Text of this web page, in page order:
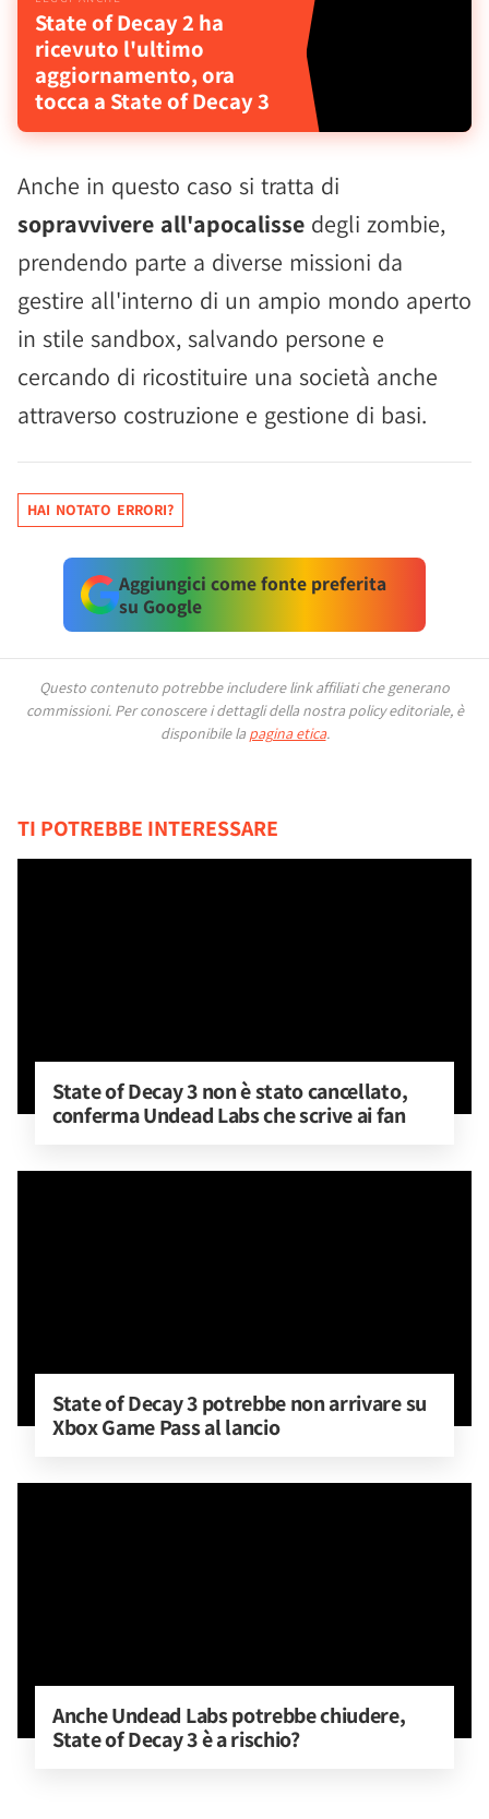
State of Decay 2 ha
ricevuto l'ultimo
aggiornamento, ora
tocca a State of Decay 3
Anche in questo caso si tratta di
sopravvivere all'apocalisse degli zombie,
prendendo parte a diverse missioni da
gestire all'interno di un ampio mondo aperto
in stile sandbox, salvando persone e
cercando di ricostituire una società anche
attraverso costruzione e gestione di basi.
HAI NOTATO ERRORI?
Aggiungici come fonte preferita
su Google
Questo contenuto potrebbe includere link affiliati che generano
commissioni. Per conoscere i dettagli della nostra policy editoriale, è
disponibile la pagina etica.
TI POTREBBE INTERESSARE
State of Decay 3 non è stato cancellato,
conferma Undead Labs che scrive ai fan
State of Decay 3 potrebbe non arrivare su
Xbox Game Pass al lancio
Anche Undead Labs potrebbe chiudere,
State of Decay 3 è a rischio?